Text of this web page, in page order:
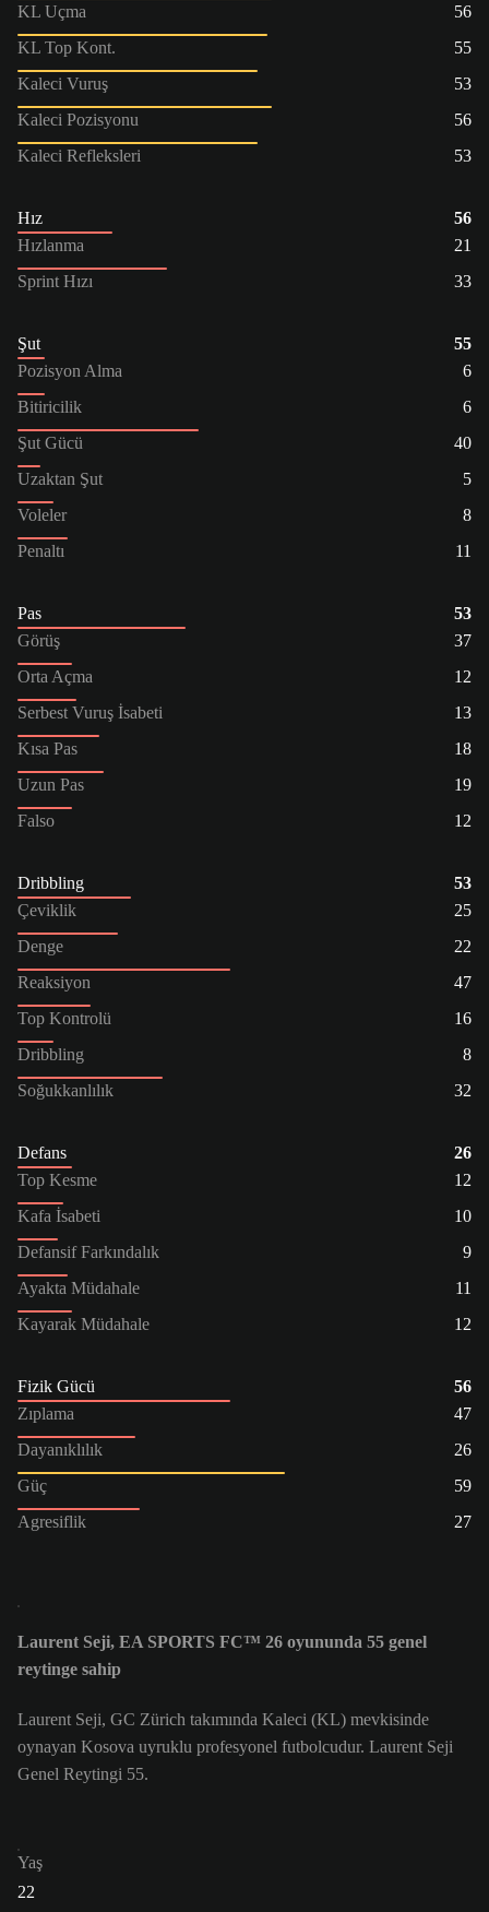
KL Uçma
56
KL Top Kont.
55
Kaleci Vuruş
53
Kaleci Pozisyonu
56
Kaleci Refleksleri
53
Hız
56
Hızlanma
21
Sprint Hızı
33
Şut
55
Pozisyon Alma
6
Bitiricilik
6
Şut Gücü
40
Uzaktan Şut
5
Voleler
8
Penaltı
11
Pas
53
Görüş
37
Orta Açma
12
Serbest Vuruş İsabeti
13
Kısa Pas
18
Uzun Pas
19
Falso
12
Dribbling
53
Çeviklik
25
Denge
22
Reaksiyon
47
Top Kontrolü
16
Dribbling
8
Soğukkanlılık
32
Defans
26
Top Kesme
12
Kafa İsabeti
10
Defansif Farkındalık
9
Ayakta Müdahale
11
Kayarak Müdahale
12
Fizik Gücü
56
Zıplama
47
Dayanıklılık
26
Güç
59
Agresiflik
27
Laurent Seji, EA SPORTS FC™ 26 oyununda 55 genel
reytinge sahip
Laurent Seji, GC Zürich takımında Kaleci (KL) mevkisinde
oynayan Kosova uyruklu profesyonel futbolcudur. Laurent Seji
Genel Reytingi 55.
Yaş
22